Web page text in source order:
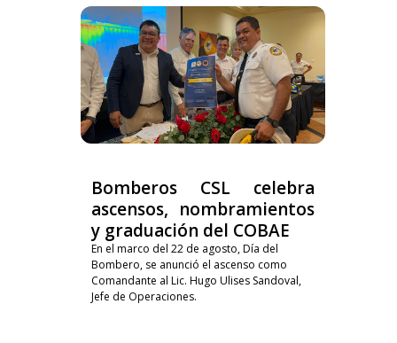
Bomberos CSL celebra
ascensos, nombramientos
y graduación del COBAE
En el marco del 22 de agosto, Día del
Bombero, se anunció el ascenso como
Comandante al Lic. Hugo Ulises Sandoval,
Jefe de Operaciones.